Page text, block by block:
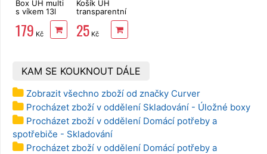
Box UH multi
s víkem 13l
179 Kč
Košík UH
transparentní
18,3 x 6,2 x
14 cm
25Kč
KAM SE KOUKNOUT DÁLE
Zobrazit všechno zboží od značky Curver
Procházet zboží v oddělení Skladování - Úložné boxy
Procházet zboží v oddělení Domácí potřeby a
spotřebiče - Skladování
Procházet zboží v oddělení Domácí potřeby a